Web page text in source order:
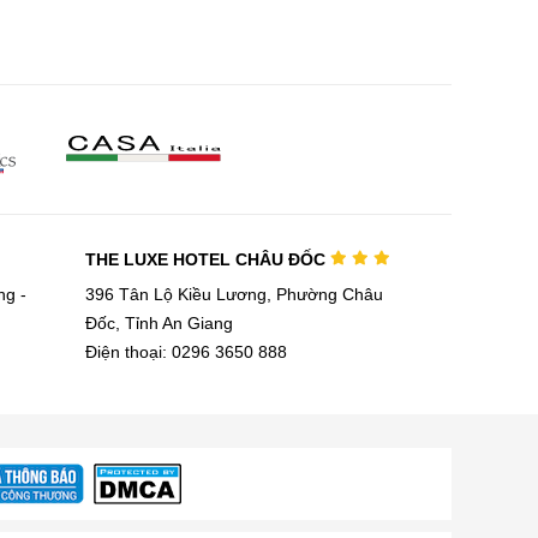
quá nhiều diện tích và
khả năng lưu hương trên
-
THE LUXE HOTEL CHÂU ĐỐC
396 Tân Lộ Kiều Lương, Phường Châu
Đốc, Tỉnh An Giang
Điện thoại: 0296 3650 888